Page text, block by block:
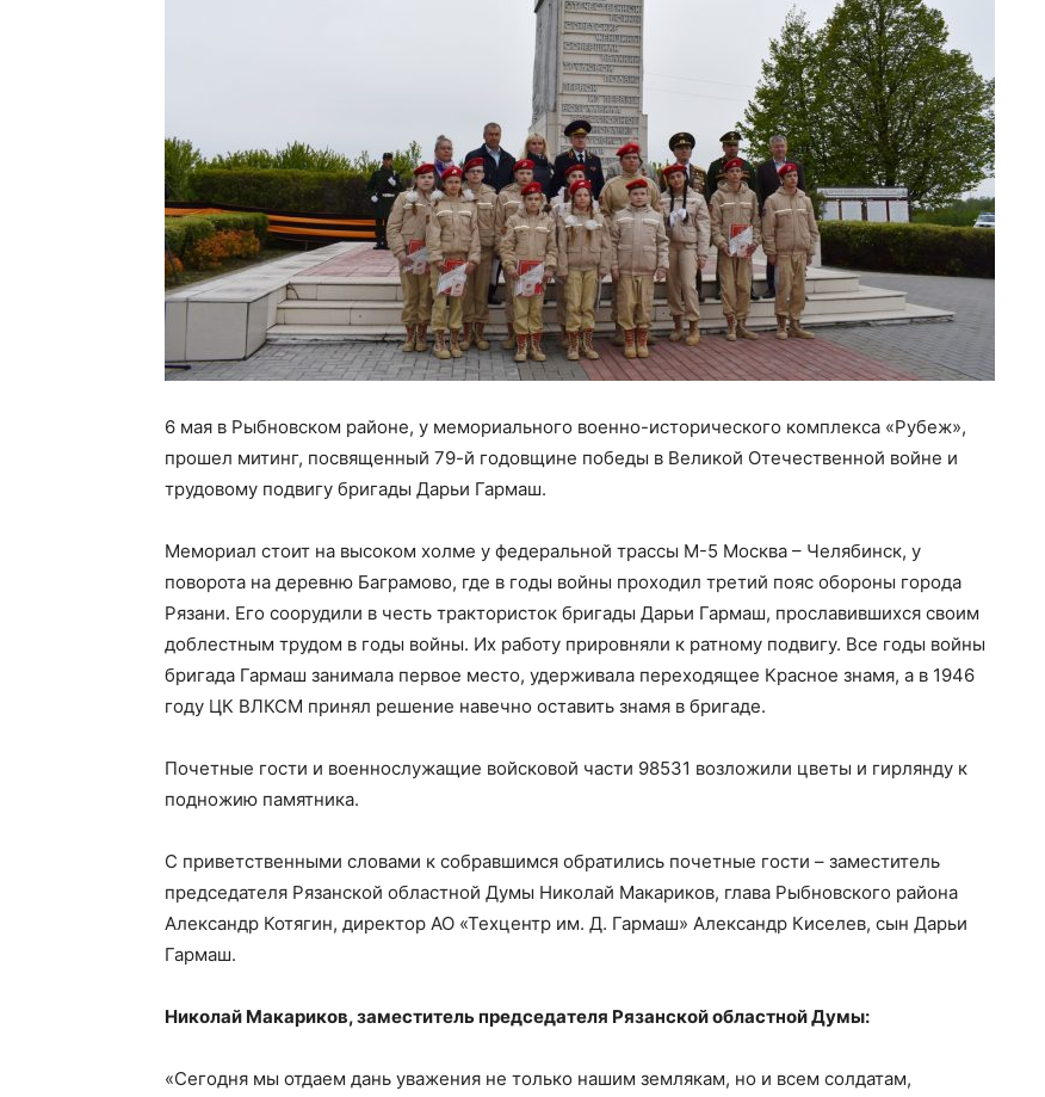
6 мая в Рыбновском районе, у мемориального военно-исторического комплекса «Рубеж»,
прошел митинг, посвященный 79-й годовщине победы в Великой Отечественной войне и
трудовому подвигу бригады Дарьи Гармаш.
Мемориал стоит на высоком холме у федеральной трассы М-5 Москва – Челябинск, у
поворота на деревню Баграмово, где в годы войны проходил третий пояс обороны города
Рязани. Его соорудили в честь трактористок бригады Дарьи Гармаш, прославившихся своим
доблестным трудом в годы войны. Их работу прировняли к ратному подвигу. Все годы войны
бригада Гармаш занимала первое место, удерживала переходящее Красное знамя, а в 1946
году ЦК ВЛКСМ принял решение навечно оставить знамя в бригаде.
Почетные гости и военнослужащие войсковой части 98531 возложили цветы и гирлянду к
подножию памятника.
С приветственными словами к собравшимся обратились почетные гости – заместитель
председателя Рязанской областной Думы Николай Макариков, глава Рыбновского района
Александр Котягин, директор АО «Техцентр им. Д. Гармаш» Александр Киселев, сын Дарьи
Гармаш.
Николай Макариков, заместитель председателя Рязанской областной Думы:
«Сегодня мы отдаем дань уважения не только нашим землякам, но и всем солдатам,